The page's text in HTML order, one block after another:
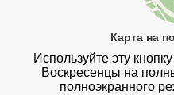
Карта на
Используйте эту
Воскресенцы на
полноэкранного